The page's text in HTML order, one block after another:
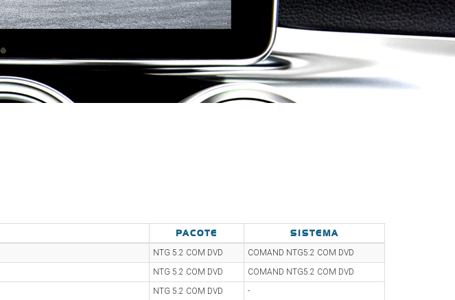
PACOTE SISTEMA
NTG 5.2 COM DVD
COMAND NTG5.2 COM DVD
NTG 5.2 COM DVD
COMAND NTG5.2 COM DVD
NTG 5.2 COM DVD
-